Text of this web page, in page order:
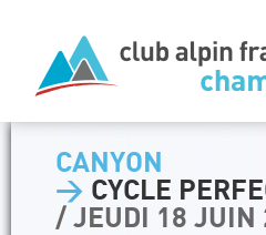
CANYON
> CYCLE
/ JEUDI 18 JUIN